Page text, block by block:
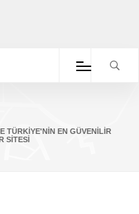
TÜRKIYE'NIN EN GÜVENILIR
SITESI